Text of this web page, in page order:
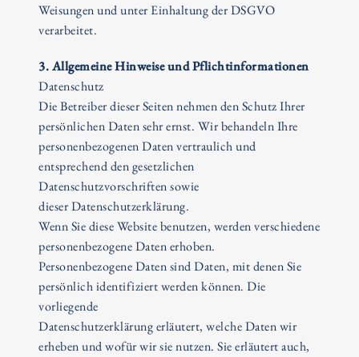
Weisungen und unter Einhaltung der DSGVO
verarbeitet.
3. Allgemeine Hinweise und Pflichtinformationen
Datenschutz
Die Betreiber dieser Seiten nehmen den Schutz Ihrer
persönlichen Daten sehr ernst. Wir behandeln Ihre
personenbezogenen Daten vertraulich und
entsprechend den gesetzlichen
Datenschutzvorschriften sowie
dieser Datenschutzerklärung.
Wenn Sie diese Website benutzen, werden verschiedene
personenbezogene Daten erhoben.
Personenbezogene Daten sind Daten, mit denen Sie
persönlich identifiziert werden können. Die
vorliegende
Datenschutzerklärung erläutert, welche Daten wir
erheben und wofür wir sie nutzen. Sie erläutert auch,